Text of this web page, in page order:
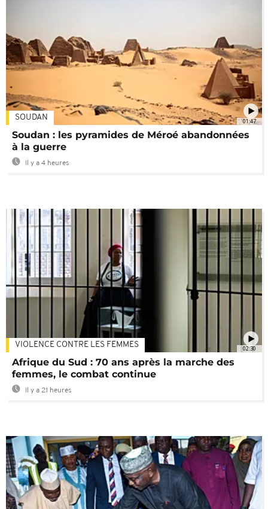
01:47
SOUDAN
Soudan : les pyramides de Méroé abandonnées
à la guerre
Il y a 4 heures
02:30
VIOLENCE CONTRE LES FEMMES
Afrique du Sud : 70 ans après la marche des
femmes, le combat continue
Il y a 21 heures